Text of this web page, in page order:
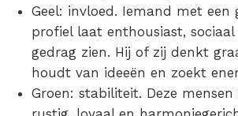
Geel: invloed. Iemand met een
profiel laat enthousiast,
gedrag zien. Hij of zij denkt
houdt van ideeën en zoekt
Groen: stabiliteit. Deze